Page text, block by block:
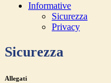
Informative
Sicurezza
Privacy
Sicurezza
Allegati